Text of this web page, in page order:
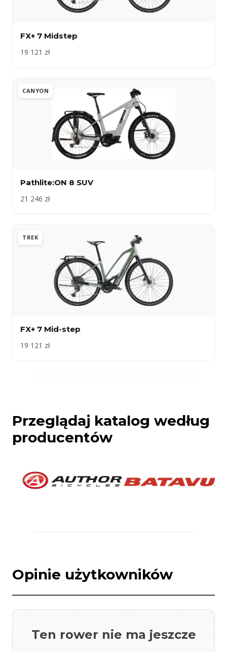
FX+ 7 Midstep
19 121 zł
CANYON
Pathlite:ON 8 SUV
21 246 zł
TREK
FX+ 7 Mid-step
19 121 zł
Przeglądaj katalog według
producentów
Opinie użytkowników
Ten rower nie ma jeszcze